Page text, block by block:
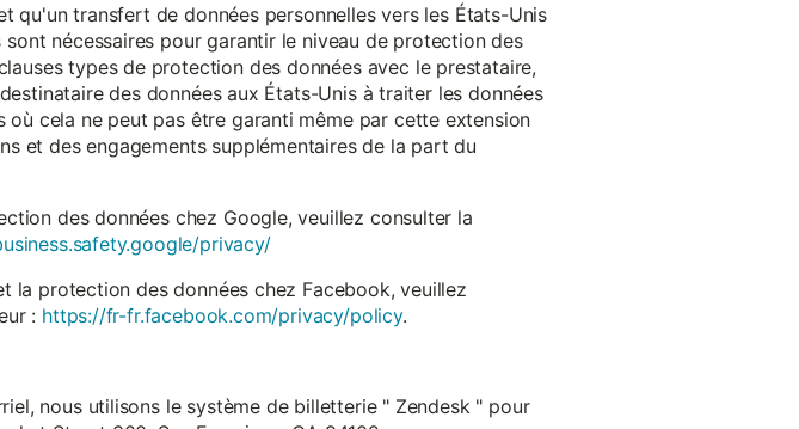
qu'un transfert de données personnelles vers les États-Unis
nécessaires pour garantir le niveau de protection des
types de protection des données avec le prestataire,
des données aux États-Unis à traiter les données
cela ne peut pas être garanti même par cette extension
et des engagements supplémentaires de la part du
des données chez Google, veuillez consulter la
privacy/
la protection des données chez Facebook, veuillez
: https://fr-fr.facebook.com/privacy/policy.
nous utilisons le système de billetterie " Zendesk " pour